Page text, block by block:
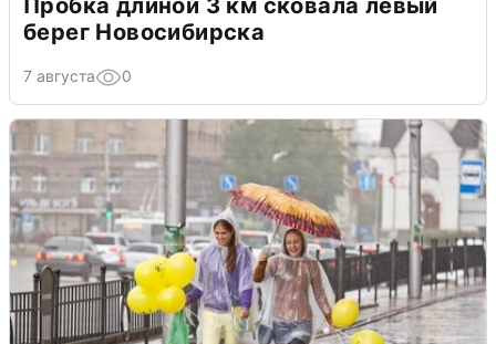
Пробка длиной 3 км сковала левый
берег Новосибирска
7 августа 0